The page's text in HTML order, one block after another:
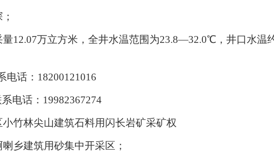
量12.07万立方米，全井水温范围为23.8—32.0℃ ，井口水温
电话： 18200121016
电话： 19982367274
竹林尖山建筑石料用闪长岩矿采矿权
乡建筑用砂集中开采区；